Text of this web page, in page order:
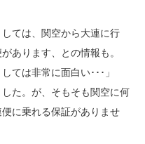
ては、関空から大連に行
あります、との情報も。
ては非常に面白い･･･」
た。が、そもそも関空に何
に乗れる保証がありませ